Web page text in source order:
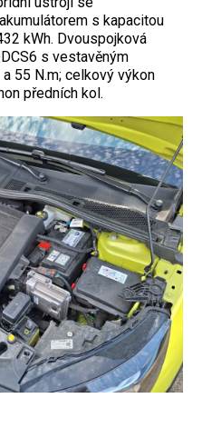
s kapacitou
kWh. Dvouspojková
s vestavěným
55 N.m; celkový výkon
předních kol.